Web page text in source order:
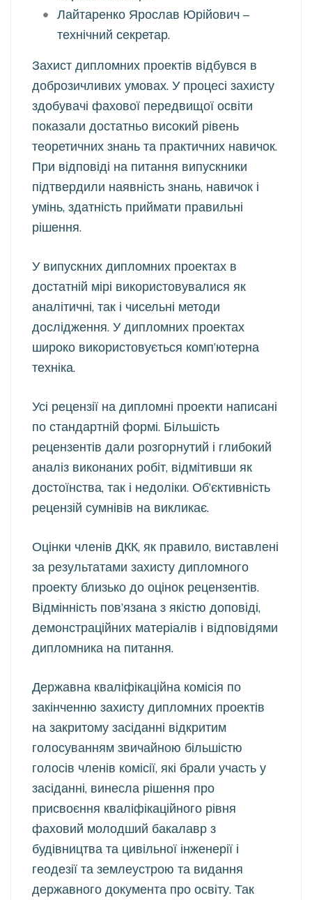
Лайтаренко Ярослав Юрійович –
технічний секретар.
Захист дипломних проектів відбувся в
доброзичливих умовах. У процесі захисту
здобувачі фахової передвищої освіти
показали достатньо високий рівень
теоретичних знань та практичних навичок.
При відповіді на питання випускники
підтвердили наявність знань, навичок і
умінь, здатність приймати правильні
рішення.
У випускних дипломних проектах в
достатній мірі використовувалися як
аналітичні, так і чисельні методи
дослідження. У дипломних проектах
широко використовується комп’ютерна
техніка.
Усі рецензії на дипломні проекти написані
по стандартній формі. Більшість
рецензентів дали розгорнутий і глибокий
аналіз виконаних робіт, відмітивши як
достоїнства, так і недоліки. Об’єктивність
рецензій сумнівів на викликає.
Оцінки членів ДКК, як правило, виставлені
за результатами захисту дипломного
проекту близько до оцінок рецензентів.
Відмінність пов’язана з якістю доповіді,
демонстраційних матеріалів і відповідями
дипломника на питання.
Державна кваліфікаційна комісія по
закінченню захисту дипломних проектів
на закритому засіданні відкритим
голосуванням звичайною більшістю
голосів членів комісії, які брали участь у
засіданні, винесла рішення про
присвоєння кваліфікаційного рівня
фаховий молодший бакалавр з
будівництва та цивільної інженерії і
геодезії та землеустрою та видання
державного документа про освіту. Так